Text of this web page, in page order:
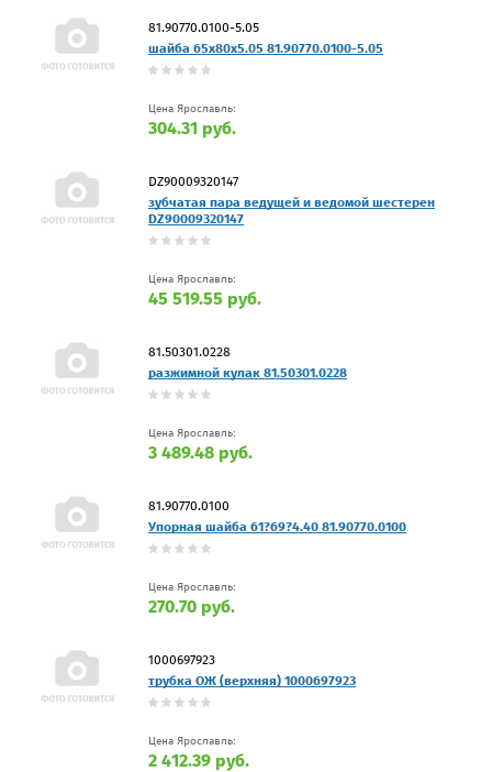
81.90770.0100-5.05
шайба 65x80x5.05 81.90770.0100-5.05
Цена Ярославль:
304.31 руб.
DZ90009320147
зубчатая пара ведущей и ведомой шестерен
DZ90009320147
Цена Ярославль:
45 519.55 руб.
81.50301.0228
разжимной кулак 81.50301.0228
Цена Ярославль:
3 489.48 руб.
81.90770.0100
Упорная шайба 61?69?4.40 81.90770.0100
Цена Ярославль:
270.70 руб.
1000697923
трубка ОЖ (верхняя) 1000697923
Цена Ярославль:
2 412.39 руб.